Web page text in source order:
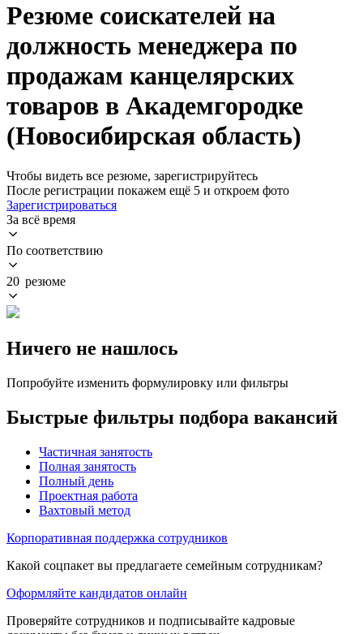
Резюме соискателей на
должность менеджера по
продажам канцелярских
товаров в Академгородке
(Новосибирская область)
Чтобы видеть все резюме, зарегистрируйтесь
После регистрации покажем ещё 5 и откроем фото
Зарегистрироваться
За всё время
По соответствию
20 резюме
Ничего не нашлось
Попробуйте изменить формулировку или фильтры
Быстрые фильтры подбора вакансий
Частичная занятость
Полная занятость
Полный день
Проектная работа
Вахтовый метод
Корпоративная поддержка сотрудников
Какой соцпакет вы предлагаете семейным сотрудникам?
Оформляйте кандидатов онлайн
Проверяйте сотрудников и подписывайте кадровые